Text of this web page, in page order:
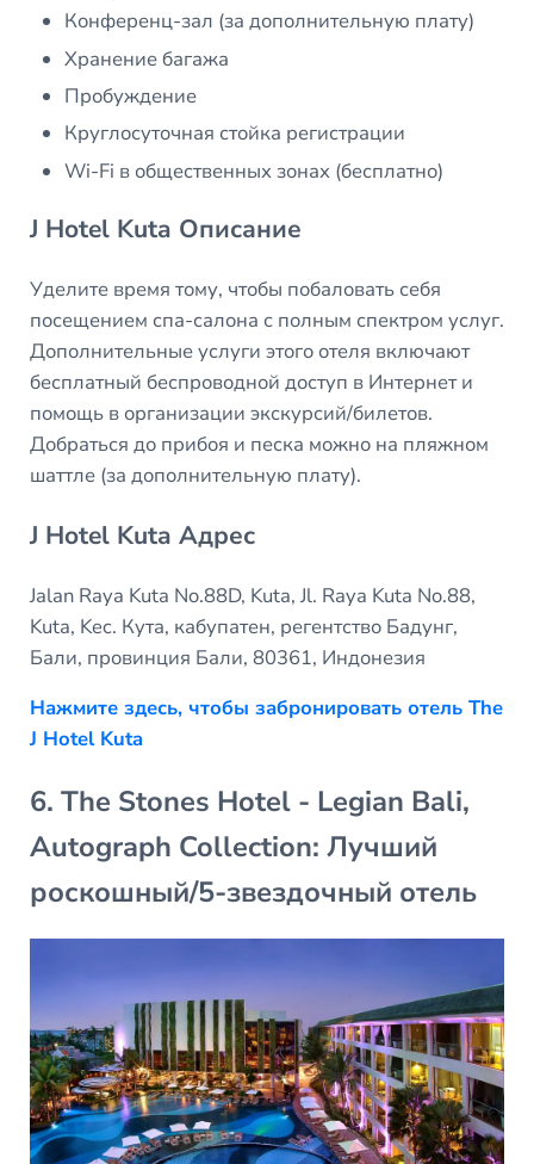
Конференц-зал (за дополнительную плату)
Хранение багажа
Пробуждение
Круглосуточная стойка регистрации
Wi-Fi в общественных зонах (бесплатно)
J Hotel Kuta Описание
Уделите время тому, чтобы побаловать себя
посещением спа-салона с полным спектром услуг.
Дополнительные услуги этого отеля включают
бесплатный беспроводной доступ в Интернет и
помощь в организации экскурсий/билетов.
Добраться до прибоя и песка можно на пляжном
шаттле (за дополнительную плату).
J Hotel Kuta Адрес
Jalan Raya Kuta No.88D, Kuta, Jl. Raya Kuta No.88,
Kuta, Kec. Кута, кабупатен, регентство Бадунг,
Бали, провинция Бали, 80361, Индонезия
Нажмите здесь, чтобы забронировать отель The
J Hotel Kuta
6. The Stones Hotel - Legian Bali,
Autograph Collection: Лучший
роскошный/5-звездочный отель